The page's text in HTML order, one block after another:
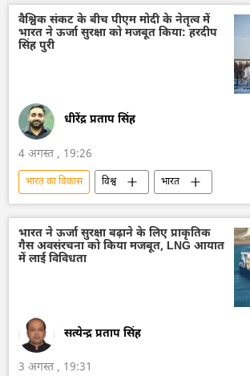
ब्रिक्स का विस्तारण
भारत
आत्मनिर्भर भारत
भारत सरकार
रूसी विदेश मंत्रालय
वैश्विक संकट के बीच पीएम मोदी के नेतृत्व में
भारत ने ऊर्जा सुरक्षा को मजबूत किया: हरदीप
सिंह पुरी
धीरेंद्र प्रताप सिंह
4 अगस्त , 19:26
भारत का विकास विश्व
भारत
आत्मनिर्भर भारत
भारत सरकार
तेल
तेल का आयात
ऊर्जा क्षेत्र नरेन्द्र मोदी
भारत ने ऊर्जा सुरक्षा बढ़ाने के लिए प्राकृतिक
गैस अवसंरचना को किया मजबूत, LNG आयात
में लाई विविधता
सत्येन्द्र प्रताप सिंह
3 अगस्त , 19:31